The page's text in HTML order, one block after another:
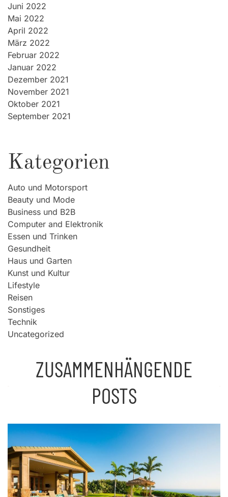
Juni 2022
Mai 2022
April 2022
März 2022
Februar 2022
Januar 2022
Dezember 2021
November 2021
Oktober 2021
September 2021
Kategorien
Auto und Motorsport
Beauty und Mode
Business und B2B
Computer and Elektronik
Essen und Trinken
Gesundheit
Haus und Garten
Kunst und Kultur
Lifestyle
Reisen
Sonstiges
Technik
Uncategorized
ZUSAMMENHÄNGENDE
POSTS